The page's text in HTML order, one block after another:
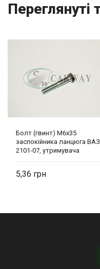
Переглянуті
Болт (гвинт) М6х35
заспокійника ланцюга ВАЗ
2101-07, утримувача
БелЗАН
5,36